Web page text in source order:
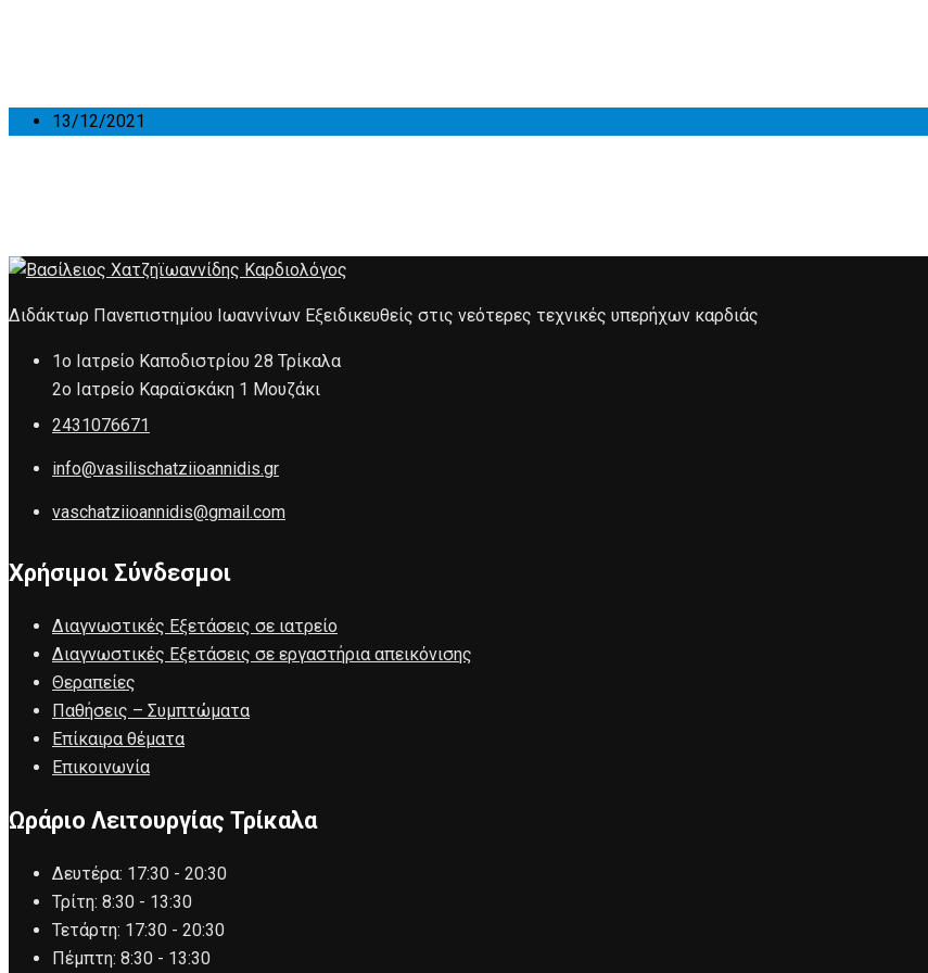
13/12/2021
Διδάκτωρ Πανεπιστημίου Ιωαννίνων Εξειδικευθείς στις νεότερες τεχνικές υπερήχων καρδιάς
1ο Ιατρείο Καποδιστρίου 28 Τρίκαλα
2ο Ιατρείο Καραϊσκάκη 1 Μουζάκι
2431076671
info@vasilischatziioannidis.gr
vaschatziioannidis@gmail.com
Χρήσιμοι Σύνδεσμοι
Διαγνωστικές Εξετάσεις σε ιατρείο
Διαγνωστικές Εξετάσεις σε εργαστήρια απεικόνισης
Θεραπείες
Παθήσεις – Συμπτώματα
Επίκαιρα θέματα
Επικοινωνία
Ωράριο Λειτουργίας Τρίκαλα
Δευτέρα: 17:30 - 20:30
Τρίτη: 8:30 - 13:30
Τετάρτη: 17:30 - 20:30
Πέμπτη: 8:30 - 13:30